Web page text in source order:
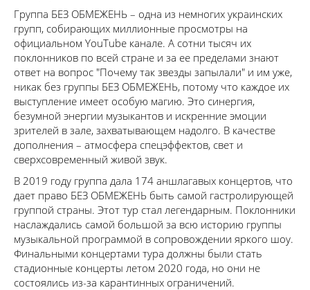
Группа БЕЗ ОБМЕЖЕНЬ – одна из немногих украинских
групп, собирающих миллионные просмотры на
официальном YouTube канале. А сотни тысяч их
поклонников по всей стране и за ее пределами знают
ответ на вопрос "Почему так звезды запылали" и им уже,
никак без группы БЕЗ ОБМЕЖЕНЬ, потому что каждое их
выступление имеет особую магию. Это синергия,
безумной энергии музыкантов и искренние эмоции
зрителей в зале, захватывающем надолго. В качестве
дополнения – атмосфера спецэффектов, свет и
сверхсовременный живой звук.
В 2019 году группа дала 174 аншлагавых концертов, что
дает право БЕЗ ОБМЕЖЕНЬ быть самой гастролирующей
группой страны. Этот тур стал легендарным. Поклонники
наслаждались самой большой за всю историю группы
музыкальной программой в сопровождении яркого шоу.
Финальными концертами тура должны были стать
стадионные концерты летом 2020 года, но они не
состоялись из-за карантинных ограничений.